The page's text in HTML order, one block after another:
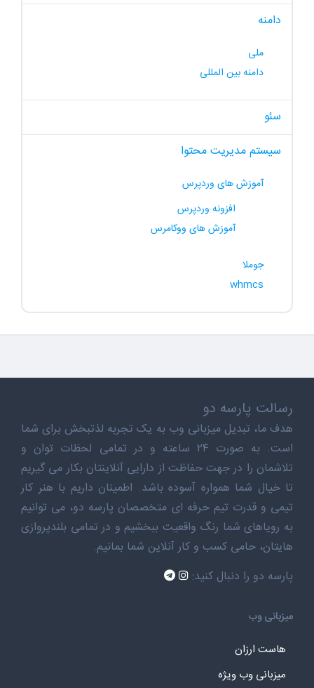
دامنه
ملی
دامنه بین المللی
سئو
سیستم مدیریت محتوا
آموزش های وردپرس
افزونه وردپرس
آموزش های ووکامرس
جوملا
whmcs
رسالت پارسه دو
هدف ما، تبدیل میزبانی وب به یک تجربه لذتبخش برای شما
است. به صورت ۲۴ ساعته و در تمامی لحظات توان و
تلاشمان را در جهت حفاظت از دارایی آنلاینتان بکار می گیریم
تا خیال شما همواره آسوده باشد. اطمینان داریم با هنر کار
تیمی و قدرت تیم حرفه ای متخصصان پارسه دو، می توانیم
به رویاهای شما رنگ واقعیت ببخشیم و در تمامی بلندپروازی
هایتان، حامی کسب و کار آنلاین شما بمانیم.
پارسه دو را دنبال کنید:
میزبانی وب
هاست ارزان
میزبانی وب ویژه